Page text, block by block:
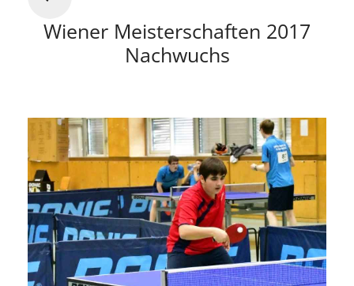
Wiener Meisterschaften 2017
Nachwuchs